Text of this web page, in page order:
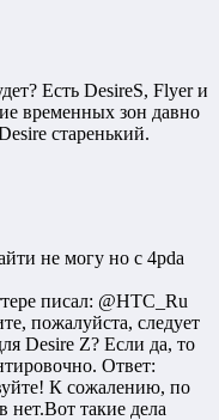
Есть DesireS, Flyer и
временных зон давно
старенький.
не могу но с 4pda
писал: @HTC_Ru
пожалуйста, следует
Desire Z? Если да, то
Ответ:
К сожалению, по
нет.Вот такие дела